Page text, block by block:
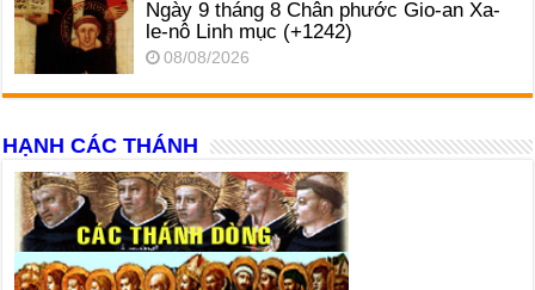
Ngày 9 tháng 8 Chân phước Gio-an Xa-
le-nô Linh mục (+1242)
08/08/2026
HẠNH CÁC THÁNH